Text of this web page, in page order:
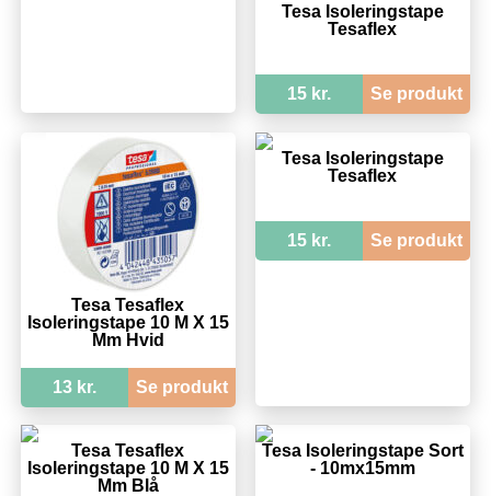
Tesa Isoleringstape
Tesaflex
15 kr. Se produkt
Tesa Tesaflex
Isoleringstape 10 M X 15
Mm Hvid
13 kr. Se produkt
Tesa Isoleringstape
Tesaflex
15 kr. Se produkt
Tesa Tesaflex
Isoleringstape 10 M X 15
Mm Blå
Tesa Isoleringstape Sort
- 10mx15mm